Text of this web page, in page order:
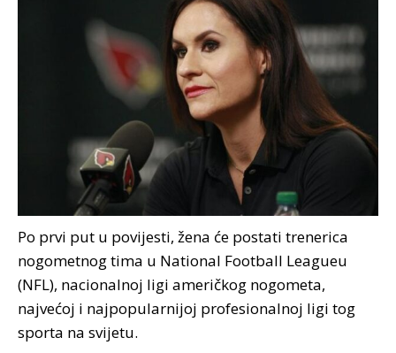
Po prvi put u povijesti, žena će postati trenerica
nogometnog tima u National Football Leagueu
(NFL), nacionalnoj ligi američkog nogometa,
najvećoj i najpopularnijoj profesionalnoj ligi tog
sporta na svijetu.